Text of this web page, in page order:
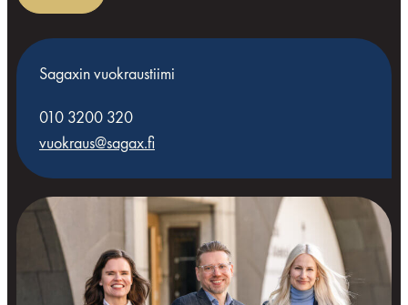
Sagaxin vuokraustiimi
010 3200 320
vuokraus@sagax.fi